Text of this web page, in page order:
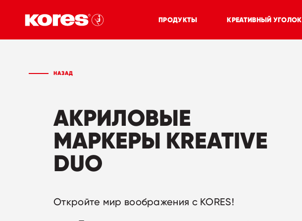
ПРОДУКТЫ КРЕАТИВНЫЙ УГОЛОК
НАЗАД
АКРИЛОВЫЕ
МАРКЕРЫ KREATIVE
DUO
Откройте мир воображения с KORES!